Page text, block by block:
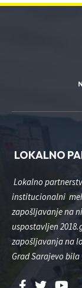
LOKALNO
Lokalno
institucionalni
zapošljavanje na
uspostavljen
zapošljavanja na
Grad Sarajevo